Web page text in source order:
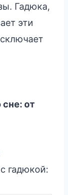
Гадюка,
эти
от
гадюкой: